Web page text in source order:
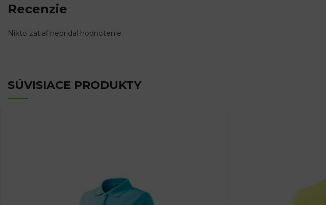
Recenzie
Nikto zatiaľ nepridal hodnotenie.
SÚVISIACE PRODUKTY